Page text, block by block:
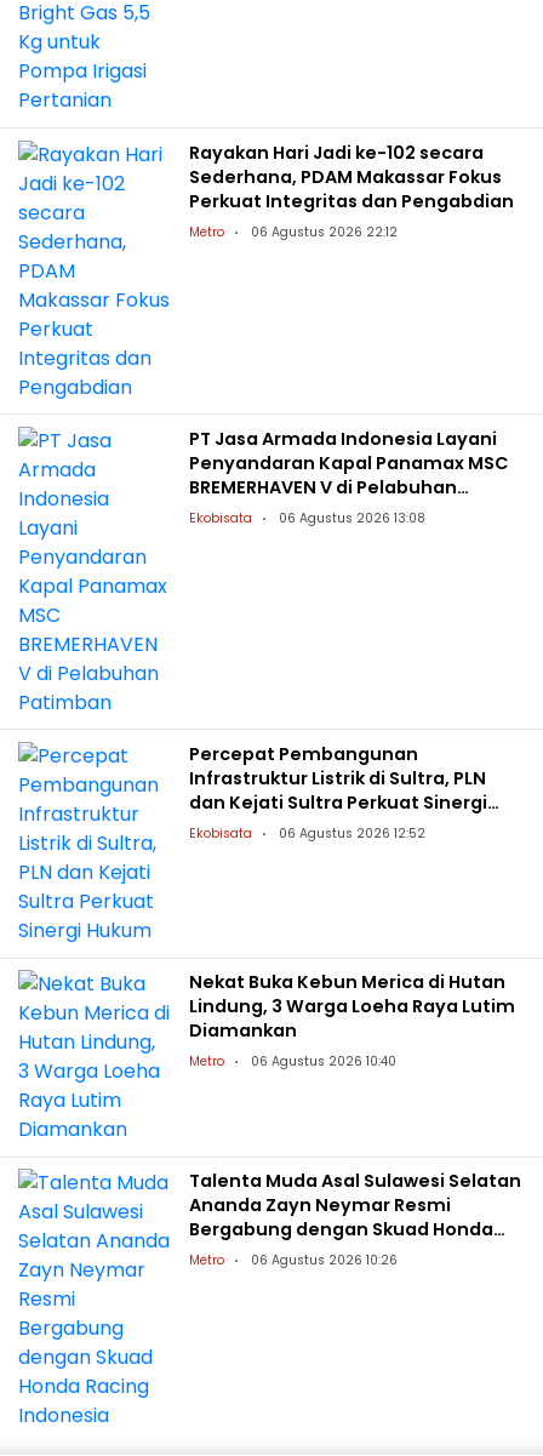
Rayakan Hari Jadi ke-102 secara
Sederhana, PDAM Makassar Fokus
Perkuat Integritas dan Pengabdian
Metro 06 Agustus 2026 22:12
PT Jasa Armada Indonesia Layani
Penyandaran Kapal Panamax MSC
BREMERHAVEN V di Pelabuhan
Patimban
Ekobisata 06 Agustus 2026 13:08
Percepat Pembangunan
Infrastruktur Listrik di Sultra, PLN
dan Kejati Sultra Perkuat Sinergi
Hukum
Ekobisata 06 Agustus 2026 12:52
Nekat Buka Kebun Merica di Hutan
Lindung, 3 Warga Loeha Raya Lutim
Diamankan
Metro 06 Agustus 2026 10:40
Talenta Muda Asal Sulawesi Selatan
Ananda Zayn Neymar Resmi
Bergabung dengan Skuad Honda
Racing Indonesia
Metro 06 Agustus 2026 10:26